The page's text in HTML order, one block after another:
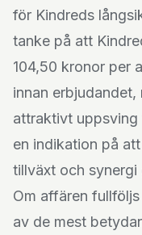
för Kindreds
tanke på att
104,50 kronor per
innan
attraktivt uppsving
en indikation på
tillväxt och synergi
Om affären
av de mest